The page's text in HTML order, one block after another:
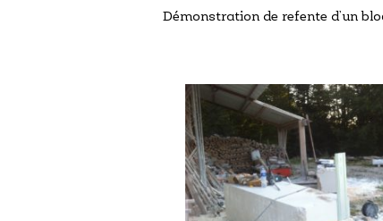
Démonstration de refente d’un